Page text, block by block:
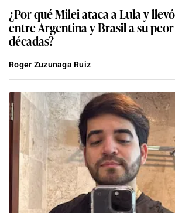
¿Por qué Milei ataca a Lula y
entre Argentina y Brasil a su
décadas?
Roger Zuzunaga Ruiz